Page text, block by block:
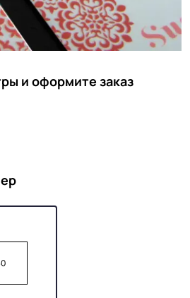
и оформите заказ